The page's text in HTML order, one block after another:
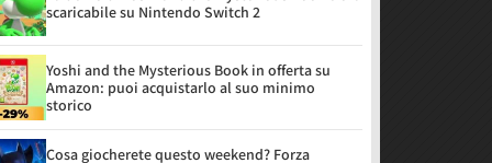
scaricabile su Nintendo Switch 2
Yoshi and the Mysterious Book in offerta su
Amazon: puoi acquistarlo al suo minimo
storico
Cosa giocherete questo weekend? Forza